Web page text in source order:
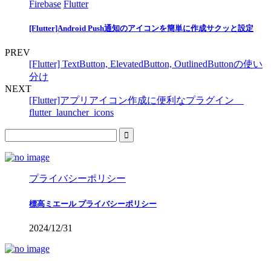
Firebase Flutter
[Flutter]Android Push通知のアイコンを簡単に作成サクッと設定
PREV
[Flutter] TextButton, ElevatedButton, OutlinedButtonの使い
分け
NEXT
[Flutter]アプリアイコン作成に便利なプラグイン
flutter_launcher_icons
プライバシーポリシー
標高ミエール プライバシーポリシー
2024/12/31